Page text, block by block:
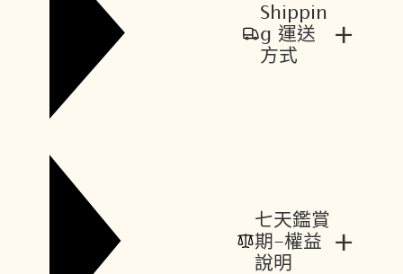
Shippin
g 運送
方式
+
七天鑑賞
期-權益
說明
+